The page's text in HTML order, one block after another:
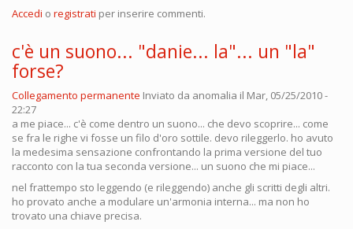
Accedi o registrati per inserire commenti.
c'è un suono... "danie... la"... un "la"
forse?
Collegamento permanente Inviato da anomalia il Mar, 05/25/2010 -
22:27
a me piace... c'è come dentro un suono... che devo scoprire... come
se fra le righe vi fosse un filo d'oro sottile. devo rileggerlo. ho avuto
la medesima sensazione confrontando la prima versione del tuo
racconto con la tua seconda versione... un suono che mi piace...
nel frattempo sto leggendo (e rileggendo) anche gli scritti degli altri.
ho provato anche a modulare un'armonia interna... ma non ho
trovato una chiave precisa.